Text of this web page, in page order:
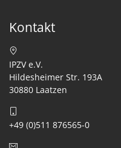
Kontakt
IPZV e.V.
Hildesheimer Str. 193A
30880 Laatzen
+49 (0)511 876565-0